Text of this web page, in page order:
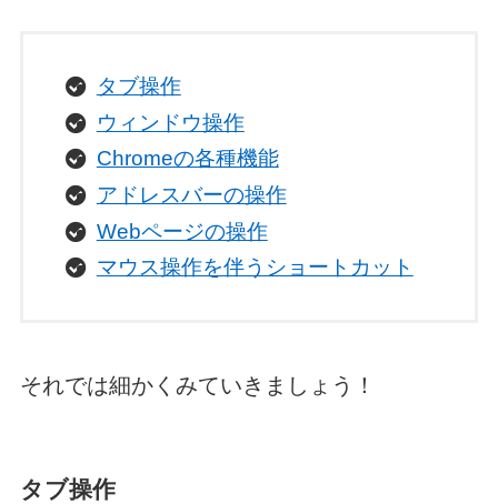
タブ操作
ウィンドウ操作
Chromeの各種機能
アドレスバーの操作
Webページの操作
マウス操作を伴うショートカット
それでは細かくみていきましょう！
タブ操作